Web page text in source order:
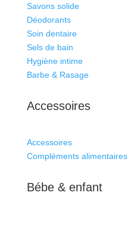
Savons solide
Déodorants
Soin dentaire
Sels de bain
Hygiène intime
Barbe & Rasage
Accessoires
Accessoires
Complèments alimentaires
Bébe & enfant